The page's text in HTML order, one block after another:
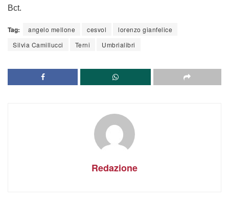
Bct.
Tag: angelo mellone cesvol
lorenzo gianfelice
Silvia Camillucci
Terni Umbrialibri
Redazione